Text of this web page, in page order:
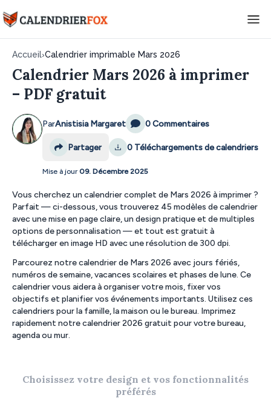
Accueil›Calendrier imprimable Mars 2026
Calendrier Mars 2026 à imprimer
– PDF gratuit
ParAnistisia Margaret 0 Commentaires
Partager 0 Téléchargements de calendriers
Mise à jour 09. Décembre 2025
Vous cherchez un calendrier complet de Mars 2026 à imprimer ?
Parfait — ci-dessous, vous trouverez 45 modèles de calendrier
avec une mise en page claire, un design pratique et de multiples
options de personnalisation — et tout est gratuit à
télécharger en image HD avec une résolution de 300 dpi.
Parcourez notre calendrier de Mars 2026 avec jours fériés,
numéros de semaine, vacances scolaires et phases de lune. Ce
calendrier vous aidera à organiser votre mois, fixer vos
objectifs et planifier vos événements importants. Utilisez ces
calendriers pour la famille, la maison ou le bureau. Imprimez
rapidement notre calendrier 2026 gratuit pour votre bureau,
agenda ou mur.
Choisissez votre design et vos fonctionnalités
préférés